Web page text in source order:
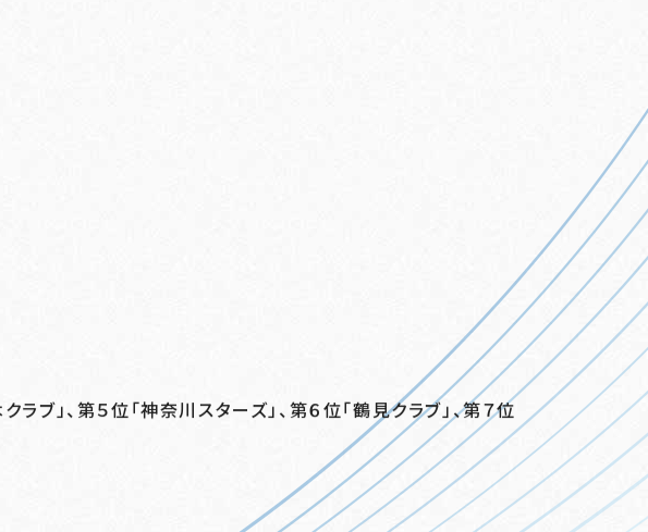
ブ」、第５位「神奈川スターズ」、第６位「鶴見クラブ」、第７位